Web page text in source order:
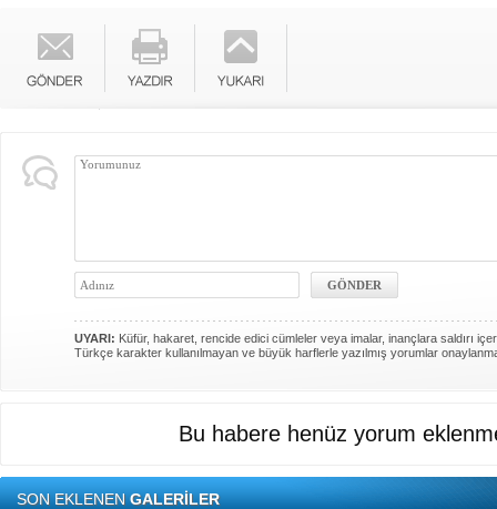
UYARI: Küfür, hakaret, rencide edici cümleler veya imalar, inançlara saldırı
Türkçe karakter kullanılmayan ve büyük harflerle yazılmış yorumlar
Bu habere henüz yorum
SON EKLENENGALERİLER